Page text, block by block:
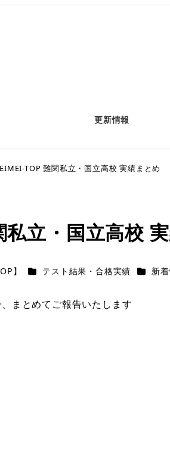
更新情報
TOP 難関私立・国立高校 実績まとめ
私立・国立高校
】 カテゴリー
テスト結果・合格実績 カテゴ
新
まとめてご報告いたします